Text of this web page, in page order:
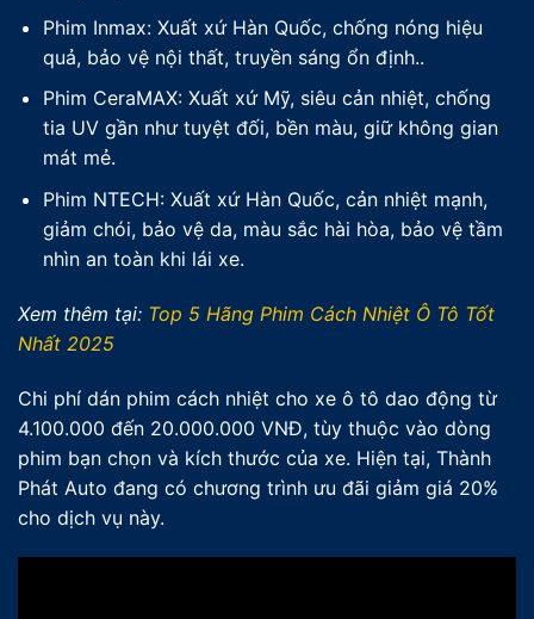
Phim Inmax: Xuất xứ Hàn Quốc, chống nóng hiệu
quả, bảo vệ nội thất, truyền sáng ổn định..
Phim CeraMAX: Xuất xứ Mỹ, siêu cản nhiệt, chống
tia UV gần như tuyệt đối, bền màu, giữ không gian
mát mẻ.
Phim NTECH: Xuất xứ Hàn Quốc, cản nhiệt mạnh,
giảm chói, bảo vệ da, màu sắc hài hòa, bảo vệ tầm
nhìn an toàn khi lái xe.
Xem thêm tại: Top 5 Hãng Phim Cách Nhiệt Ô Tô Tốt
Nhất 2025
Chi phí dán phim cách nhiệt cho xe ô tô dao động từ
4.100.000 đến 20.000.000 VNĐ, tùy thuộc vào dòng
phim bạn chọn và kích thước của xe. Hiện tại, Thành
Phát Auto đang có chương trình ưu đãi giảm giá 20%
cho dịch vụ này.